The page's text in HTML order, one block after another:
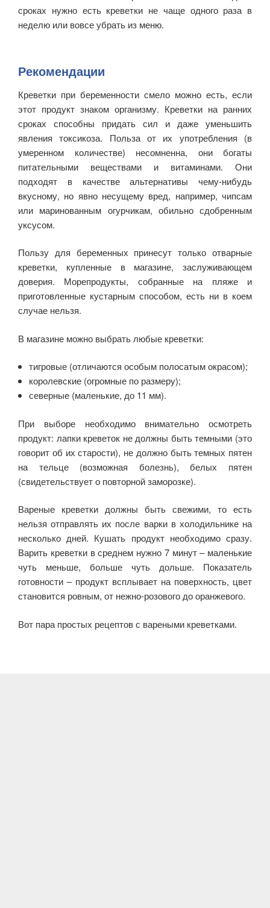
сроках нужно есть креветки не чаще одного раза в
неделю или вовсе убрать из меню.
Рекомендации
Креветки при беременности смело можно есть, если
этот продукт знаком организму. Креветки на ранних
сроках способны придать сил и даже уменьшить
явления токсикоза. Польза от их употребления (в
умеренном количестве) несомненна, они богаты
питательными веществами и витаминами. Они
подходят в качестве альтернативы чему-нибудь
вкусному, но явно несущему вред, например, чипсам
или маринованным огурчикам, обильно сдобренным
уксусом.
Пользу для беременных принесут только отварные
креветки, купленные в магазине, заслуживающем
доверия. Морепродукты, собранные на пляже и
приготовленные кустарным способом, есть ни в коем
случае нельзя.
В магазине можно выбрать любые креветки:
тигровые (отличаются особым полосатым окрасом);
королевские (огромные по размеру);
северные (маленькие, до 11 мм).
При выборе необходимо внимательно осмотреть
продукт: лапки креветок не должны быть темными (это
говорит об их старости), не должно быть темных пятен
на тельце (возможная болезнь), белых пятен
(свидетельствует о повторной заморозке).
Вареные креветки должны быть свежими, то есть
нельзя отправлять их после варки в холодильнике на
несколько дней. Кушать продукт необходимо сразу.
Варить креветки в среднем нужно 7 минут – маленькие
чуть меньше, больше чуть дольше. Показатель
готовности – продукт всплывает на поверхность, цвет
становится ровным, от нежно-розового до оранжевого.
Вот пара простых рецептов с вареными креветками.